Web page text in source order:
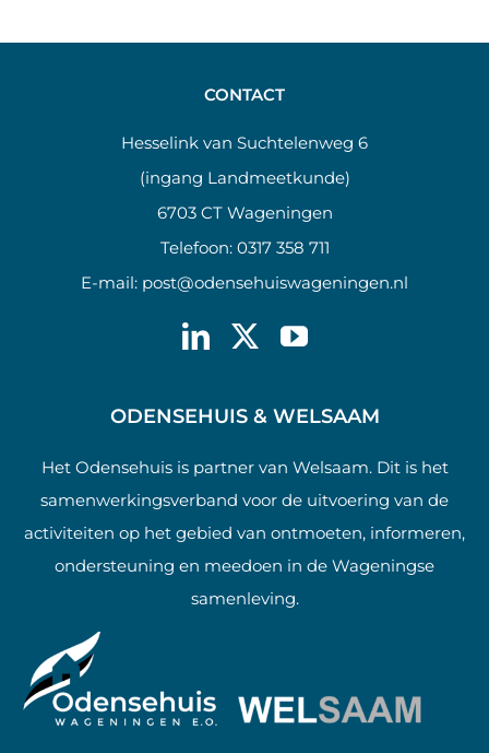
CONTACT
Hesselink van Suchtelenweg 6
(ingang Landmeetkunde)
6703 CT Wageningen
Telefoon: 0317 358 711
E-mail: post@odensehuiswageningen.nl
ODENSEHUIS & WELSAAM
Het Odensehuis is partner van Welsaam. Dit is het
samenwerkingsverband voor de uitvoering van de
activiteiten op het gebied van ontmoeten, informeren,
ondersteuning en meedoen in de Wageningse
samenleving.